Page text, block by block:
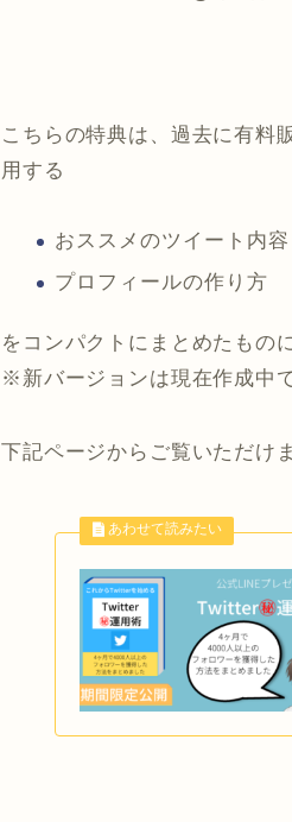
こちらの特典は、過去に有料
用する
おススメのツイート内容
プロフィールの作り方
をコンパクトにまとめたもの
※新バージョンは現在作成中で
下記ページからご覧いただけ